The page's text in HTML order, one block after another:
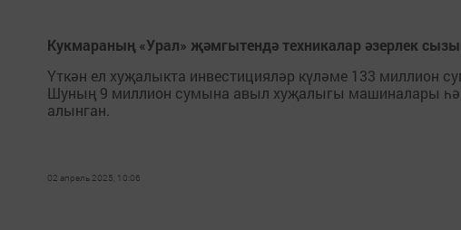
Кукмараның «Урал» җәмгытендә техникалар әзерлек
Үткән ел хуҗалыкта инвестицияләр күләме 133 миллион
Шуның 9 миллион сумына авыл хуҗалыгы машиналары
алынган.
02 апрель 2025, 10:06